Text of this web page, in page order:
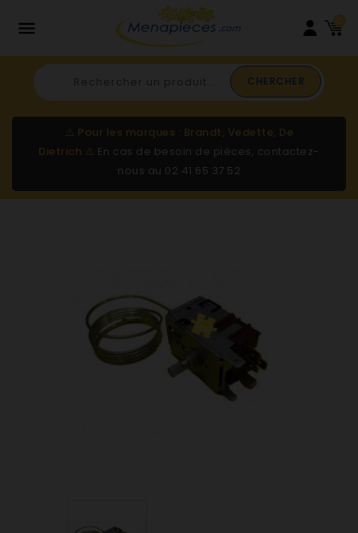
 0
CHERCHER
⚠️ Pour les marques : Brandt, Vedette, De
Dietrich ⚠️ En cas de besoin de pièces, contactez-
nous au 02 41 65 37 52